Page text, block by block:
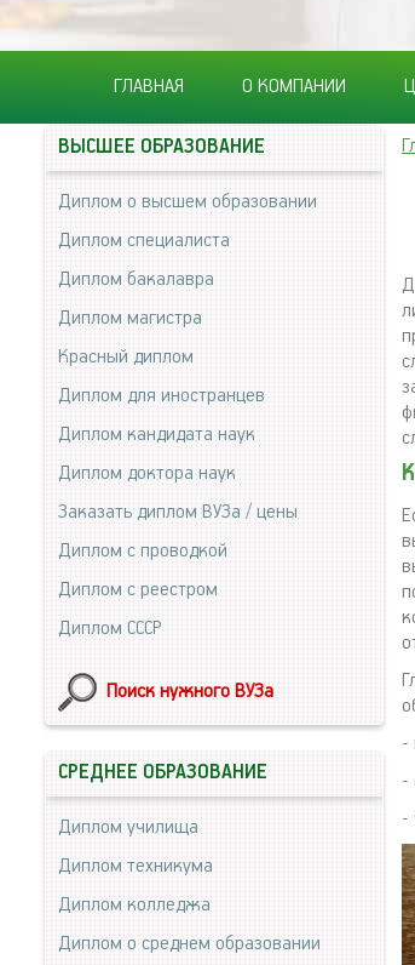
ГЛАВНАЯ О КОМПАНИИ
-
-
-
ВЫСШЕЕ ОБРАЗОВАНИЕ
Диплом о высшем образовании
Диплом специалиста
Диплом бакалавра
Диплом магистра
Красный диплом
Диплом для иностранцев
Диплом кандидата наук
Диплом доктора наук
Заказать диплом ВУЗа / цены
Диплом с проводкой
Диплом с реестром
Диплом СССР
Поиск нужного ВУЗа
СРЕДНЕЕ ОБРАЗОВАНИЕ
Диплом училища
Диплом техникума
Диплом колледжа
Диплом о среднем образовании